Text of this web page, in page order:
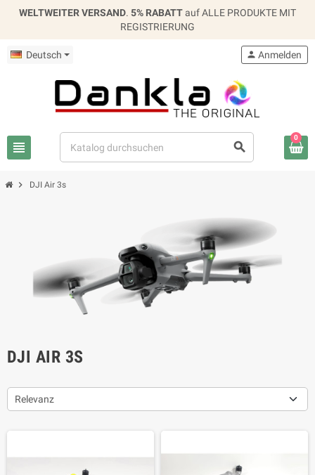
WELTWEITER VERSAND. 5% RABATTauf ALLE PRODUKTE MIT
REGISTRIERUNG
Deutsch
view_headline search
person Anmelden
0
chevron_right DJI Air 3s
DJI AIR 3S
Relevanz